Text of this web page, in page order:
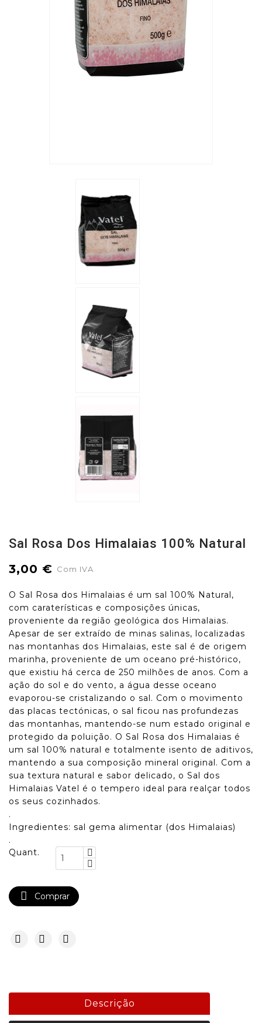
Sal Rosa Dos Himalaias 100% Natural
3,00 € Com IVA
O Sal Rosa dos Himalaias é um sal 100% Natural,
com caraterísticas e composições únicas,
proveniente da região geológica dos Himalaias.
Apesar de ser extraído de minas salinas, localizadas
nas montanhas dos Himalaias, este sal é de origem
marinha, proveniente de um oceano pré-histórico,
que existiu há cerca de 250 milhões de anos. Com a
ação do sol e do vento, a água desse oceano
evaporou-se cristalizando o sal. Com o movimento
das placas tectónicas, o sal ficou nas profundezas
das montanhas, mantendo-se num estado original e
protegido da poluição. O Sal Rosa dos Himalaias é
um sal 100% natural e totalmente isento de aditivos,
mantendo a sua composição mineral original. Com a
sua textura natural e sabor delicado, o Sal dos
Himalaias Vatel é o tempero ideal para realçar todos
os seus cozinhados.
.
Ingredientes: sal gema alimentar (dos Himalaias)
.
Quant.
 Comprar
Descrição